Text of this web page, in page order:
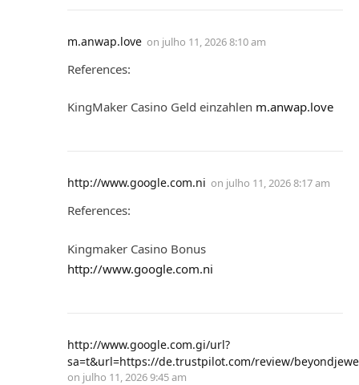
m.anwap.love on julho 11, 2026 8:10 am
References:
KingMaker Casino Geld einzahlen m.anwap.love
http://www.google.com.ni on julho 11, 2026 8:17 am
References:
Kingmaker Casino Bonus
http://www.google.com.ni
http://www.google.com.gi/url?
sa=t&url=https://de.trustpilot.com/review/
on julho 11, 2026 9:45 am